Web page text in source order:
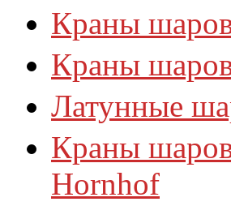
Краны
Краны
Латунные
Краны
Hornhof